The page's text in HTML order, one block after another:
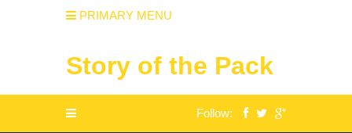
PRIMARY MENU
Story of the Pack
Follow: